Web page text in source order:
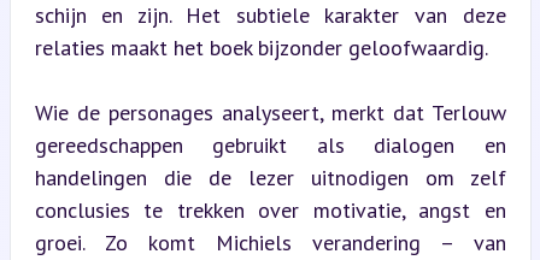
schijn en zijn. Het subtiele karakter van deze
relaties maakt het boek bijzonder geloofwaardig.
Wie de personages analyseert, merkt dat Terlouw
gereedschappen gebruikt als dialogen en
handelingen die de lezer uitnodigen om zelf
conclusies te trekken over motivatie, angst en
groei. Zo komt Michiels verandering – van